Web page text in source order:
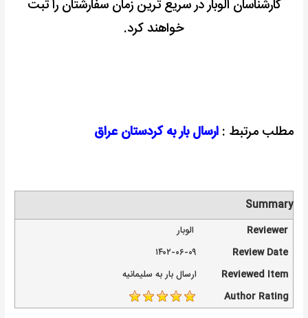
کارشناسان الوبار در سریع ترین زمان سفارشتان را ثبت
خواهند کرد.
مطلب مرتبط :ارسال بار به کردستان عراق
Summary
Reviewer
الوبار
Review Date
۱۴۰۲-۰۶-۰۹
Reviewed Item
ارسال بار به سلیمانیه
Author Rating